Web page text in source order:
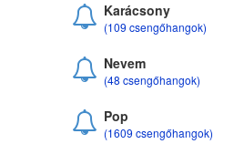
Karácsony
(109 csengőhangok)
Nevem
(48 csengőhangok)
Pop
(1609 csengőhangok)